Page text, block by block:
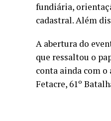
fundiária,
cadastral. Além
A abertura do
que ressaltou o
conta ainda com
Fetacre, 61º